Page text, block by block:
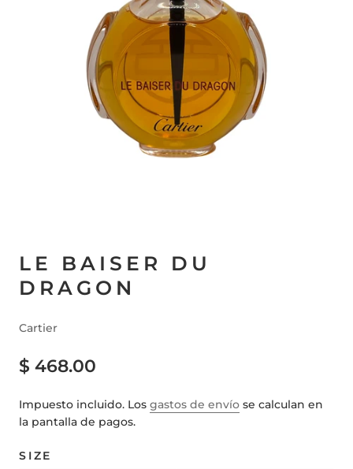
LE BAISER DU
DRAGON
Cartier
$ 468.00
Impuesto incluido. Los gastos de envío se calculan en
la pantalla de pagos.
SIZE